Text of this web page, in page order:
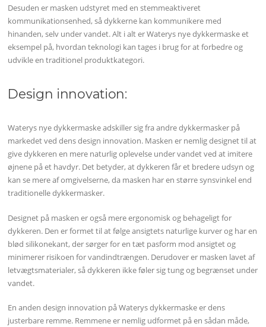
Desuden er masken udstyret med en stemmeaktiveret
kommunikationsenhed, så dykkerne kan kommunikere med
hinanden, selv under vandet. Alt i alt er Waterys nye dykkermaske et
eksempel på, hvordan teknologi kan tages i brug for at forbedre og
udvikle en traditionel produktkategori.
Design innovation:
Waterys nye dykkermaske adskiller sig fra andre dykkermasker på
markedet ved dens design innovation. Masken er nemlig designet til at
give dykkeren en mere naturlig oplevelse under vandet ved at imitere
øjnene på et havdyr. Det betyder, at dykkeren får et bredere udsyn og
kan se mere af omgivelserne, da masken har en større synsvinkel end
traditionelle dykkermasker.
Designet på masken er også mere ergonomisk og behageligt for
dykkeren. Den er formet til at følge ansigtets naturlige kurver og har en
blød silikonekant, der sørger for en tæt pasform mod ansigtet og
minimerer risikoen for vandindtrængen. Derudover er masken lavet af
letvægtsmaterialer, så dykkeren ikke føler sig tung og begrænset under
vandet.
En anden design innovation på Waterys dykkermaske er dens
justerbare remme. Remmene er nemlig udformet på en sådan måde,